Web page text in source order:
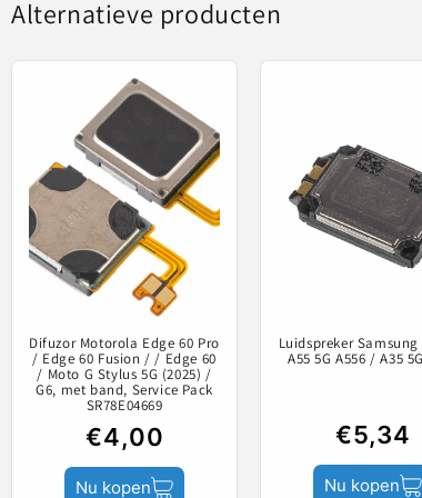
Sort by
Beoordelingen in andere talen
Alternatieve producten
Difuzor Motorola Edge 60 Pro
/ Edge 60 Fusion / / Edge 60
/ Moto G Stylus 5G (2025) /
G6, met band, Service Pack
SR78E04669
€4,00
Nu kopen
Luidspreker
A55 5G A556 / A35
€5,34
Nu kopen